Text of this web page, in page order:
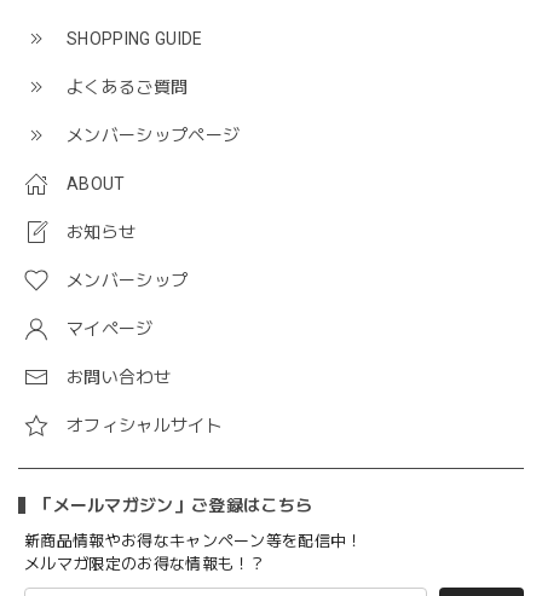
SHOPPING GUIDE
よくあるご質問
メンバーシップページ
ABOUT
お知らせ
メンバーシップ
マイページ
お問い合わせ
オフィシャルサイト
「メールマガジン」ご登録はこちら
新商品情報やお得なキャンペーン等を配信中！
メルマガ限定のお得な情報も！？